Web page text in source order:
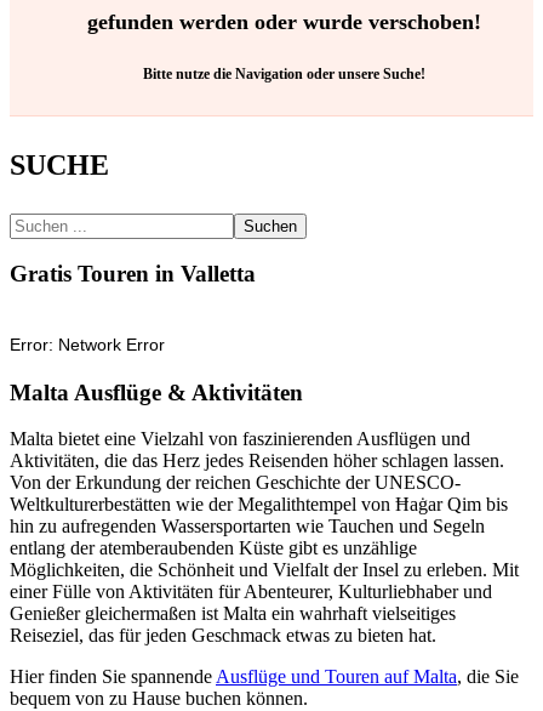
gefunden werden oder wurde verschoben!
Bitte nutze die Navigation oder unsere Suche!
SUCHE
Suchen
Gratis Touren in Valletta
Malta Ausflüge & Aktivitäten
Malta bietet eine Vielzahl von faszinierenden Ausflügen und
Aktivitäten, die das Herz jedes Reisenden höher schlagen lassen.
Von der Erkundung der reichen Geschichte der UNESCO-
Weltkulturerbestätten wie der Megalithtempel von Ħaġar Qim bis
hin zu aufregenden Wassersportarten wie Tauchen und Segeln
entlang der atemberaubenden Küste gibt es unzählige
Möglichkeiten, die Schönheit und Vielfalt der Insel zu erleben. Mit
einer Fülle von Aktivitäten für Abenteurer, Kulturliebhaber und
Genießer gleichermaßen ist Malta ein wahrhaft vielseitiges
Reiseziel, das für jeden Geschmack etwas zu bieten hat.
Hier finden Sie spannendeAusflüge und Touren auf Malta, die Sie
bequem von zu Hause buchen können.